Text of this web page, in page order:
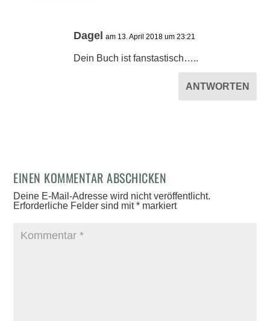
Dagel am 13. April 2018 um 23:21
Dein Buch ist fanstastisch…..
ANTWORTEN
EINEN KOMMENTAR ABSCHICKEN
Deine E-Mail-Adresse wird nicht veröffentlicht.
Erforderliche Felder sind mit* markiert